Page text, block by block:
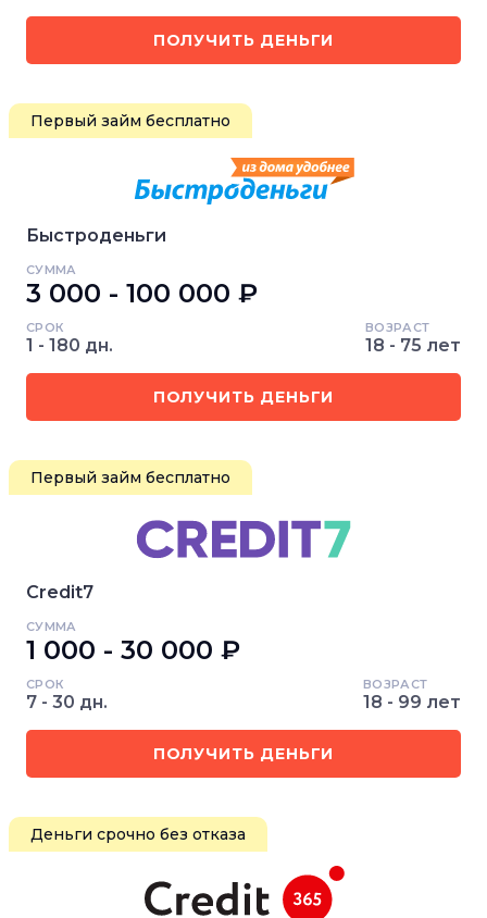
ПОЛУЧИТЬ ДЕНЬГИ
Первый займ бесплатно
Быстроденьги
СУММА
3 000 - 100 000 ₽
СРОК
1 - 180 дн.
ВОЗРАСТ
18 - 75 лет
ПОЛУЧИТЬ ДЕНЬГИ
Первый займ бесплатно
Credit7
СУММА
1 000 - 30 000 ₽
СРОК
7 - 30 дн.
ВОЗРАСТ
18 - 99 лет
ПОЛУЧИТЬ ДЕНЬГИ
Деньги срочно без отказа